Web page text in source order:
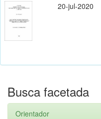
20-jul-2020
Busca facetada
Orientador